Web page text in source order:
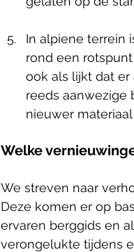
In alpiene terrein
rond een
ook als lijkt dat er
reeds aanwezige
nieuwer
Welke
We streven naar
Deze komen er op
ervaren berggids en
verongelukte tijdens